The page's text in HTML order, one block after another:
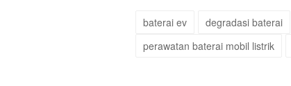
baterai ev degradasi baterai
perawatan baterai mobil listrik